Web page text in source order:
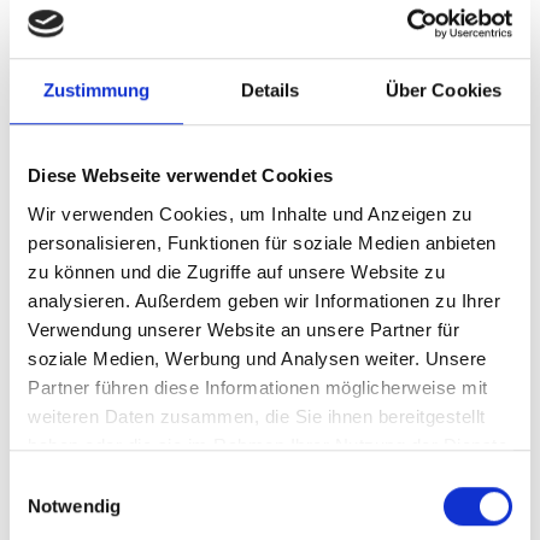
Zustimmung Details Über Cookies
Diese Webseite verwendet Cookies
Wir verwenden Cookies, um Inhalte und Anzeigen zu
personalisieren, Funktionen für soziale Medien anbieten
zu können und die Zugriffe auf unsere Website zu
analysieren. Außerdem geben wir Informationen zu Ihrer
Verwendung unserer Website an unsere Partner für
soziale Medien, Werbung und Analysen weiter. Unsere
Partner führen diese Informationen möglicherweise mit
weiteren Daten zusammen, die Sie ihnen bereitgestellt
haben oder die sie im Rahmen Ihrer Nutzung der Dienste
Notwendig
930.11
operationeller Risiken
Institute müssen sich im Rahmen der Risikoinventur
einen Überblick über alle Risiken verschaffen. Die
lange eher nachrangig behandelten operationellen
Risiken geraten zunehmend ...
Mehr erfahren
Geplante Aktualisierung:Produkt eingestellt
Bestellung per Mail erhalten)